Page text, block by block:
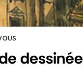
dessinée